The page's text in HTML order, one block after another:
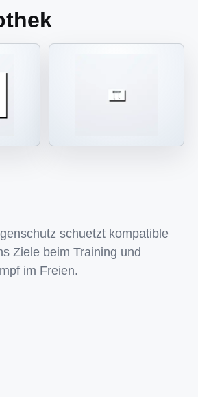
schuetzt kompatible
Ziele beim Training und
im Freien.